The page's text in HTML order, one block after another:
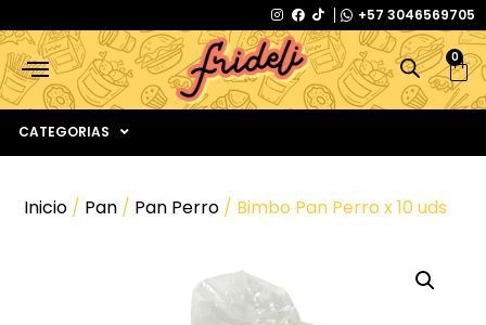
+57 3046569705
0
CATEGORIAS
Inicio / Pan / Pan Perro / Bimbo Pan Perro x 10 uds